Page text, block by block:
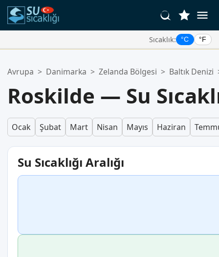
Sıcaklık: °C °F
Favoriler listeniz boş.
Avrupa > Danimarka > Zelanda Bölgesi > Baltık Denizi
Roskilde — Su
Ocak Şubat Mart Nisan Mayıs Haziran
Su Sıcaklığı Aralığı